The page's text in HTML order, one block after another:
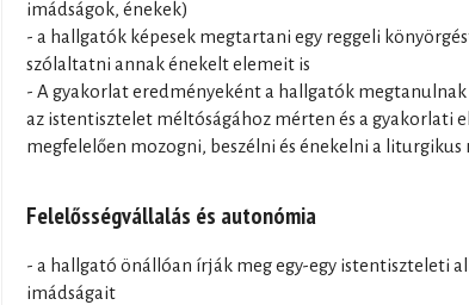
imádságok, énekek)
- a hallgatók képesek megtartani egy reggeli
szólaltatni annak énekelt elemeit is
- A gyakorlat eredményeként a hallgatók megtanulnak
az istentisztelet méltóságához mérten és a gyakorlati
megfelelően mozogni, beszélni és énekelni a liturgikus
Felelősségvállalás és autonómia
- a hallgató önállóan írják meg egy-egy istentiszteleti
imádságait